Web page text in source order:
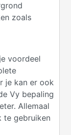
zoals
voordeel
je kan er ook
Vy bepaling
Allemaal
te gebruiken